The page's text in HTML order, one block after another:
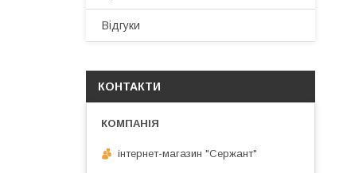
Відгуки
КОНТАКТИ
інтернет-магазин "Сержант"